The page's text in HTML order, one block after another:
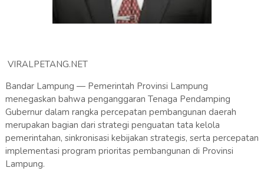
VIRALPETANG.NET
Bandar Lampung — Pemerintah Provinsi Lampung
menegaskan bahwa penganggaran Tenaga Pendamping
Gubernur dalam rangka percepatan pembangunan daerah
merupakan bagian dari strategi penguatan tata kelola
pemerintahan, sinkronisasi kebijakan strategis, serta percepatan
implementasi program prioritas pembangunan di Provinsi
Lampung.